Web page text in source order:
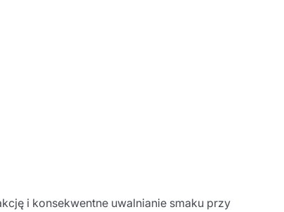
i konsekwentne uwalnianie smaku przy